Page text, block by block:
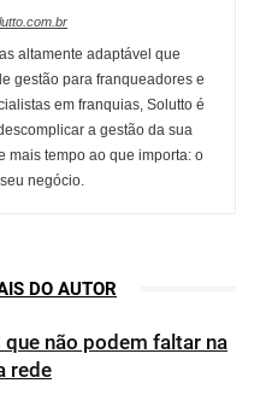
altamente adaptável que
gestão para franqueadores e
em franquias, Solutto é
a gestão da sua
mais tempo ao que importa: o
negócio.
DO AUTOR
não podem faltar na
rede